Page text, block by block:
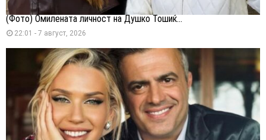
(Фото) Омилената личност на Душко Тошиќ...
22:01 - 7 август, 2026